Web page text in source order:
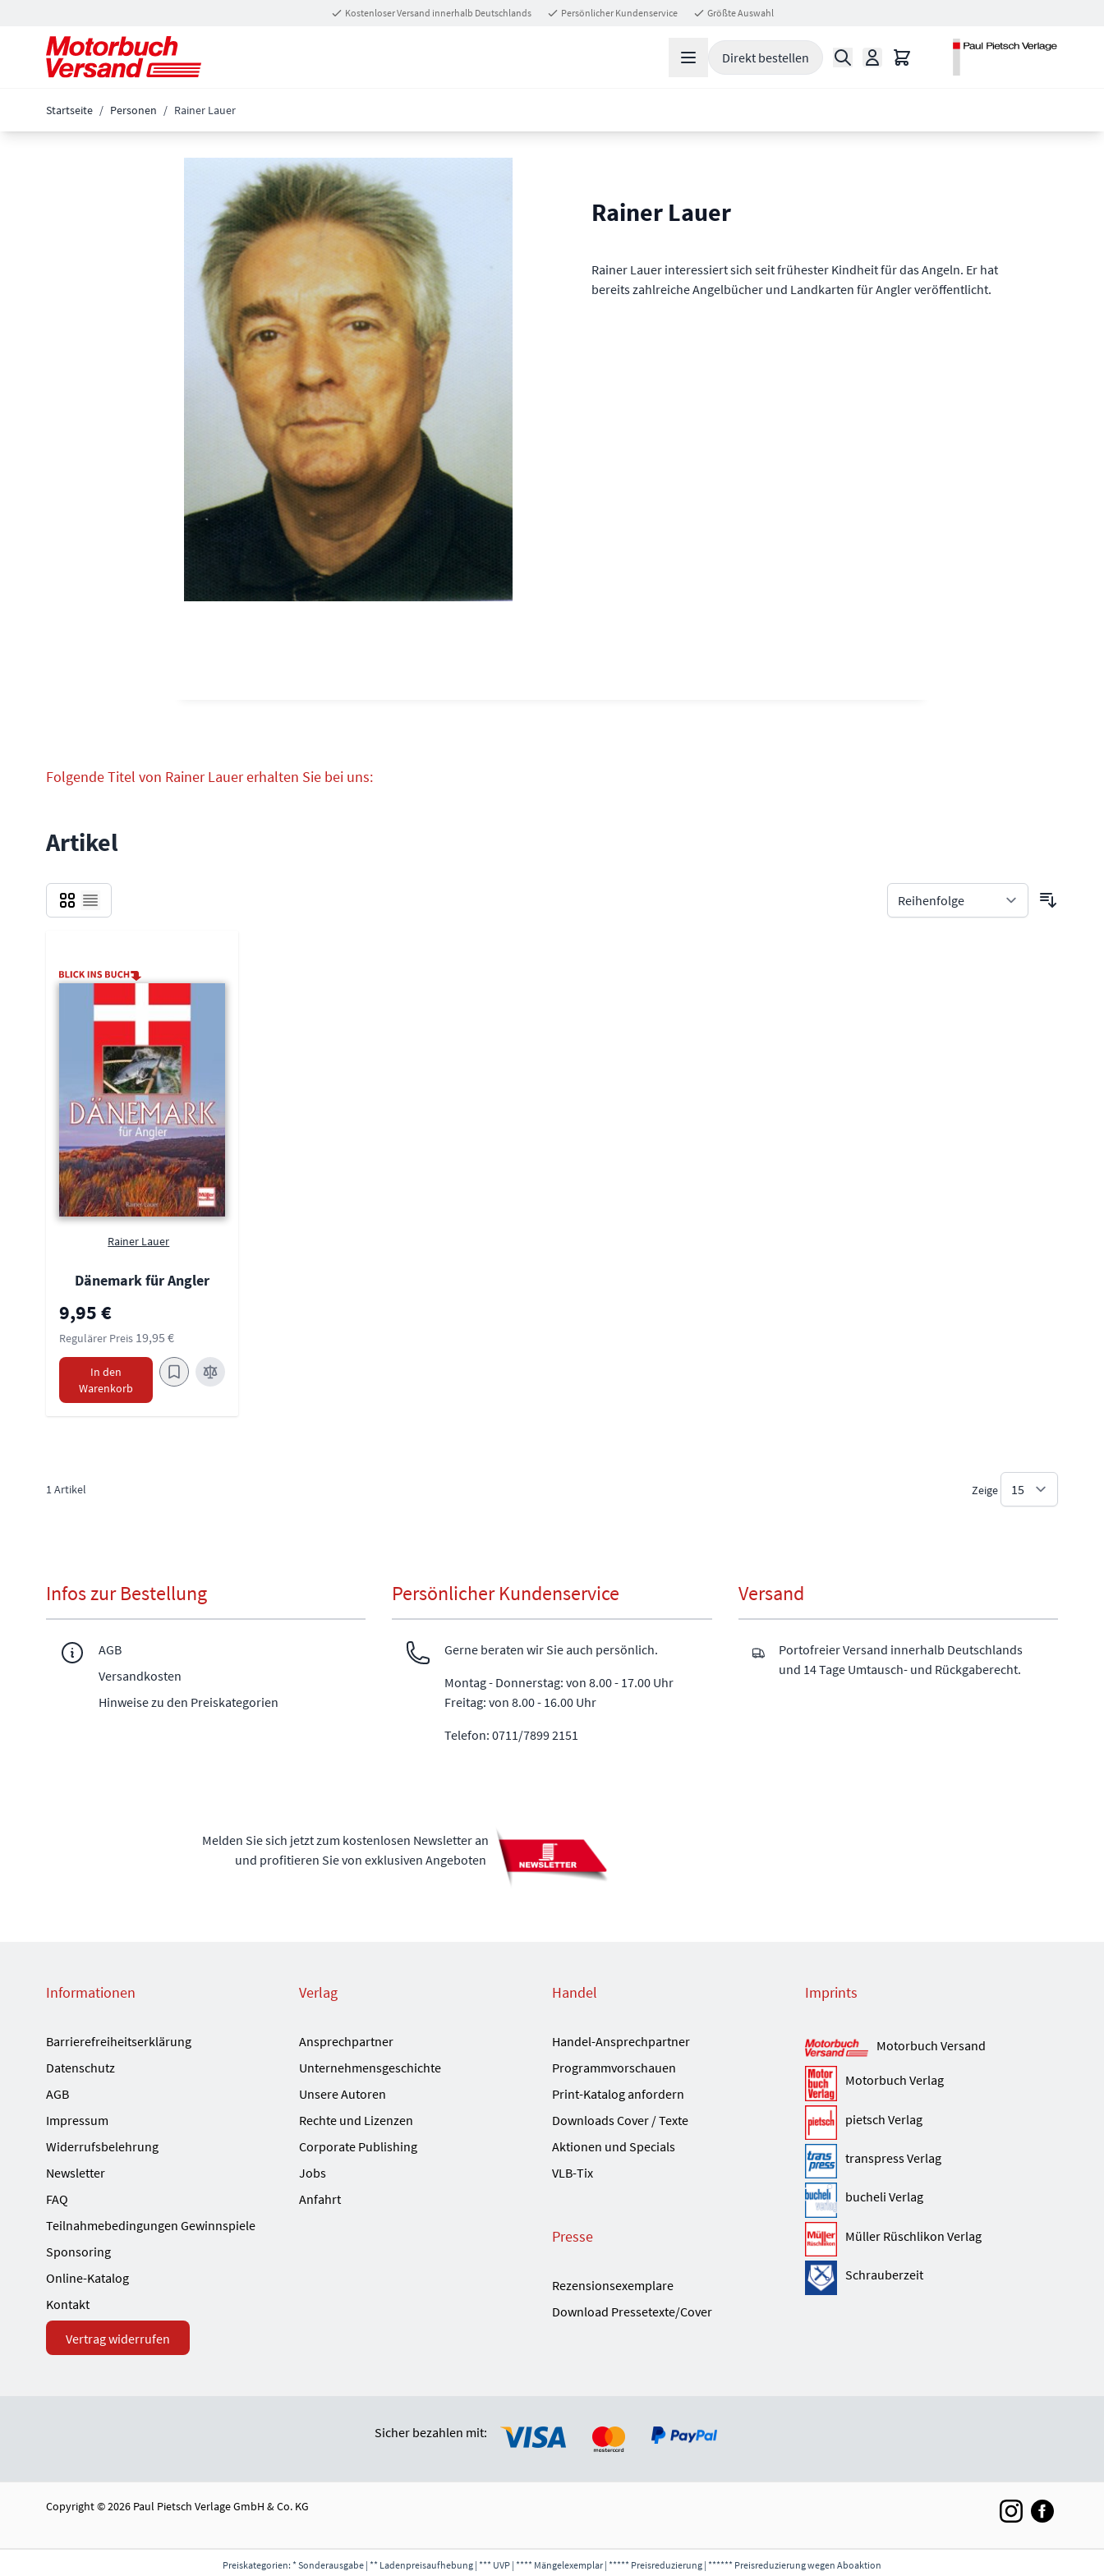
Kostenloser Versand innerhalb Deutschlands Persönlicher Kundenservice Größte Auswahl
Direkt bestellen Suche Warenkorb
Startseite / Personen / Rainer Lauer
Rainer Lauer
Rainer Lauer interessiert sich seit frühester Kindheit für das Angeln. Er hat
bereits zahlreiche Angelbücher und Landkarten für Angler veröffentlicht.
Folgende Titel von Rainer Lauer erhalten Sie bei uns:
Artikel
Grid
Liste
Rainer Lauer
Dänemark für Angler
Sonderpreis
9,95 €
Regulärer Preis 19,95 €
In den
Warenkorb
1Artikel Zeige
Infos zur Bestellung
AGB
Versandkosten
Hinweise zu den Preiskategorien
Persönlicher Kundenservice
Gerne beraten wir Sie auch persönlich.
Montag - Donnerstag: von 8.00 - 17.00 Uhr
Freitag: von 8.00 - 16.00 Uhr
Telefon: 0711/7899 2151
Versand
Portofreier Versand innerhalb Deutschlands
und 14 Tage Umtausch- und Rückgaberecht.
Melden Sie sich jetzt zum kostenlosen Newsletter an
und profitieren Sie von exklusiven Angeboten
Informationen
Barrierefreiheitserklärung
Datenschutz
AGB
Impressum
Widerrufsbelehrung
Newsletter
FAQ
Teilnahmebedingungen Gewinnspiele
Sponsoring
Online-Katalog
Kontakt
Vertrag widerrufen
Verlag
Ansprechpartner
Unternehmensgeschichte
Unsere Autoren
Rechte und Lizenzen
Corporate Publishing
Jobs
Anfahrt
Handel
Handel-Ansprechpartner
Programmvorschauen
Print-Katalog anfordern
Downloads Cover / Texte
Aktionen und Specials
VLB-Tix
Presse
Rezensionsexemplare
Download Pressetexte/Cover
Imprints
Motorbuch Versand
Motorbuch Verlag
pietsch Verlag
transpress Verlag
bucheli Verlag
Müller Rüschlikon Verlag
Schrauberzeit
Sicher bezahlen mit:
Copyright © 2026 Paul Pietsch Verlage GmbH & Co. KG
Preiskategorien: * Sonderausgabe | ** Ladenpreisaufhebung | *** UVP | **** Mängelexemplar | ***** Preisreduzierung | ****** Preisreduzierung wegen Aboaktion